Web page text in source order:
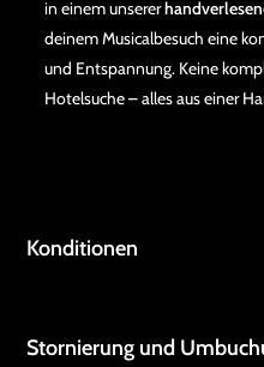
in einem unserer
deinem Musicalbesuch eine
und Entspannung. Keine
Hotelsuche – alles aus einer
Konditionen
Stornierung und